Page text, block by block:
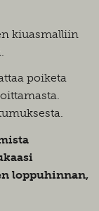
kiuasmalliin
poiketa
loppuhinnan,